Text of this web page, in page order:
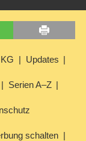
Updates
Serien A–Z
schalten